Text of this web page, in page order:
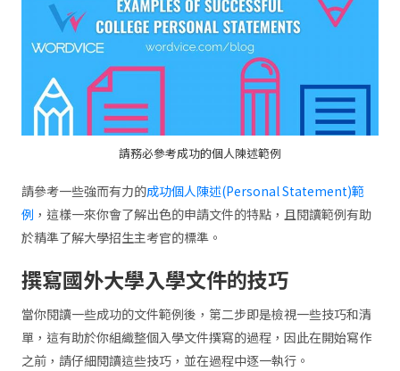
請務必參考成功的個人陳述範例
請參考一些強而有力的成功個人陳述(Personal Statement)範
例 ，這樣一來你會了解出色的申請文件的特點，且閱讀範例有助
於精準了解大學招生主考官的標準。
撰寫國外大學入學文件的技巧
當你閱讀一些成功的文件範例後，第二步即是檢視一些技巧和清
單，這有助於你組織整個入學文件撰寫的過程，因此在開始寫作
之前，請仔細閱讀這些技巧，並在過程中逐一執行。